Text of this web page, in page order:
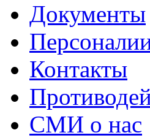
Документы
Контакты
СМИ о нас